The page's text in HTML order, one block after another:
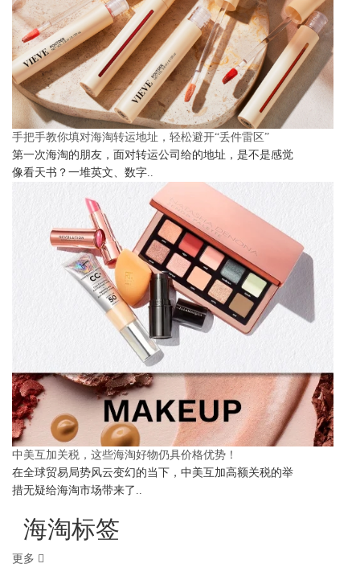
手把手教你填对海淘转运地址，轻松避开“丢件雷区”
第一次海淘的朋友，面对转运公司给的地址，是不是感觉
像看天书？一堆英文、数字..
中美互加关税，这些海淘好物仍具价格优势！
在全球贸易局势风云变幻的当下，中美互加高额关税的举
措无疑给海淘市场带来了..
海淘标签
更多